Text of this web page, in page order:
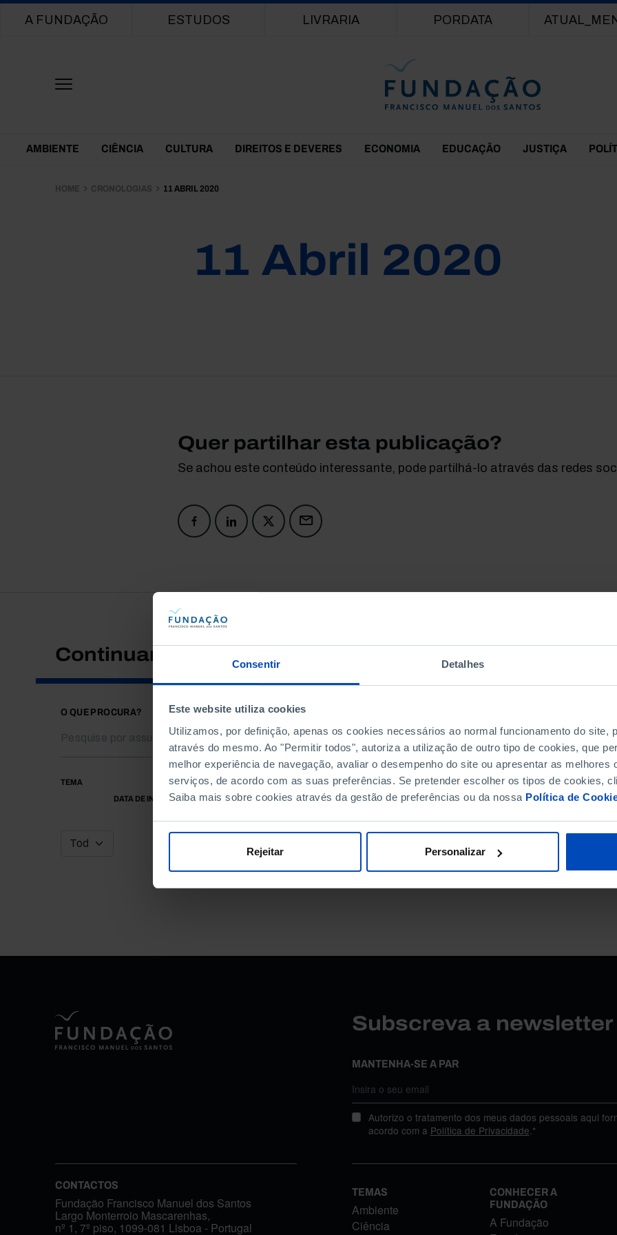
Consentir Detalhes
Este website utiliza cookies
Utilizamos, por definição, apenas os cookies necessários ao normal funcionamento do site,
através do mesmo. Ao "Permitir todos", autoriza a utilização de outro tipo de cookies, que
melhor experiência de navegação, avaliar o desempenho do site ou apresentar as melhores
serviços, de acordo com as suas preferências. Se pretender escolher os tipos de cookies,
Saiba mais sobre cookies através da gestão de preferências ou da nossa Política de
Rejeitar Personalizar
Main navigation
A FUNDAÇÃO ESTUDOS LIVRARIA PORDATA
Themes Menu
AMBIENTE CIÊNCIA CULTURA DIREITOS E DEVERES ECONOMIA EDUCAÇÃO JUSTIÇA
HOME CRONOLOGIAS 11 ABRIL 2020
11 Abril 2020
Quer partilhar esta publicação?
Se achou este conteúdo interessante, pode partilhá-lo através das redes
Continuar a pesquisar
O QUE PROCURA?
TEMA
DATA DE INÍCIO
DATA DE FIM
Subscreva a
MANTENHA-SE A PAR
Autorizo o tratamento dos meus dados pessoais aqui
acordo com a Política de Privacidade.*
CONTACTOS
Fundação Francisco Manuel dos Santos
Largo Monterroio Mascarenhas,
nº 1, 7º piso, 1099-081 Lisboa - Portugal
TEMAS
Ambiente
Ciência
CONHECER A
FUNDAÇÃO
A Fundação